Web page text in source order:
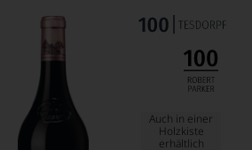
Auch in einer
Holzkiste
erhältlich